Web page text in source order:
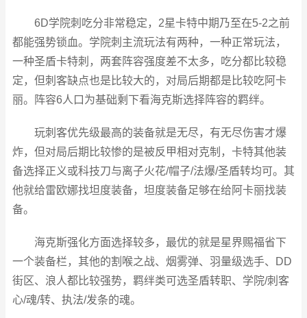
6D学院刺吃分非常稳定，2星卡特中期乃至在5-2之前
都能强势锁血。学院刺主流玩法有两种，一种正常玩法，
一种圣盾卡特刺，两套阵容强度差不太多，吃分都比较稳
定，但刺客缺点也是比较大的，对局后期都是比较吃阿卡
丽。阵容6人口为基础剩下看海克斯选择阵容的羁绊。
玩刺客优先级最高的装备就是无尽，有无尽伤害才爆
炸，但对局后期比较惨的是被反甲相对克制，卡特其他装
备选择正义或科技刀与离子火花/帽子/法爆/圣盾转均可。其
他就给雷欧娜找坦度装备，坦度装备足够在给阿卡丽找装
备。
海克斯强化方面选择较多，最优的就是星界赐福省下
一个装备栏，其他的割喉之战、烟雾弹、羽量级选手、DD
街区、浪人都比较强势，羁绊类可选圣盾转职、学院/刺客
心/魂/转、执法/发条的魂。